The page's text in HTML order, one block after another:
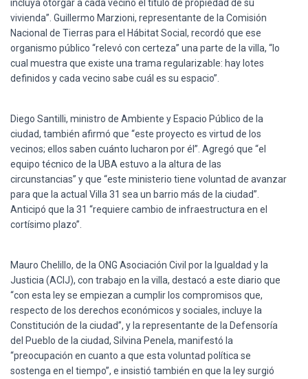
incluya otorgar a cada vecino el título de propiedad de su
vivienda”. Guillermo Marzioni, representante de la Comisión
Nacional de Tierras para el Hábitat Social, recordó que ese
organismo público “relevó con certeza” una parte de la villa, “lo
cual muestra que existe una trama regularizable: hay lotes
definidos y cada vecino sabe cuál es su espacio”.
Diego Santilli, ministro de Ambiente y Espacio Público de la
ciudad, también afirmó que “este proyecto es virtud de los
vecinos; ellos saben cuánto lucharon por él”. Agregó que “el
equipo técnico de la UBA estuvo a la altura de las
circunstancias” y que “este ministerio tiene voluntad de avanzar
para que la actual Villa 31 sea un barrio más de la ciudad”.
Anticipó que la 31 “requiere cambio de infraestructura en el
cortísimo plazo”.
Mauro Chelillo, de la ONG Asociación Civil por la Igualdad y la
Justicia (ACIJ), con trabajo en la villa, destacó a este diario que
“con esta ley se empiezan a cumplir los compromisos que,
respecto de los derechos económicos y sociales, incluye la
Constitución de la ciudad”, y la representante de la Defensoría
del Pueblo de la ciudad, Silvina Penela, manifestó la
“preocupación en cuanto a que esta voluntad política se
sostenga en el tiempo”, e insistió también en que la ley surgió